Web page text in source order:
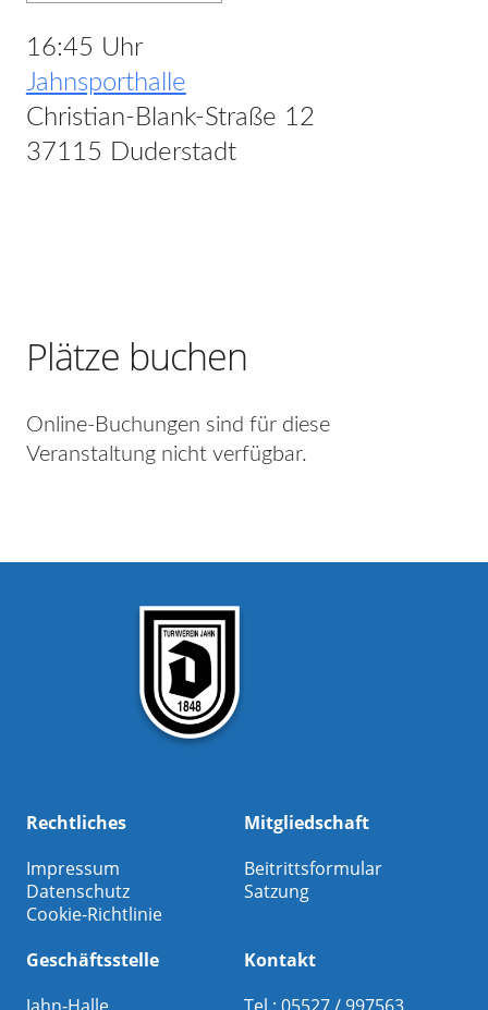
16:45 Uhr
Jahnsporthalle
Christian-Blank-Straße 12
37115 Duderstadt
Plätze buchen
Online-Buchungen sind für diese
Veranstaltung nicht verfügbar.
Rechtliches
Impressum
Datenschutz
Cookie-Richtlinie
Mitgliedschaft
Beitrittsformular
Satzung
Geschäftsstelle
Kontakt